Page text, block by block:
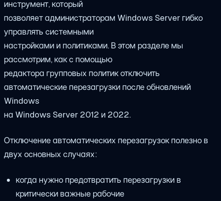
инструмент, который
позволяет администраторам Windows Server гибко
управлять системными
настройками и политиками. В этом разделе мы
рассмотрим, как с помощью
редактора групповых политик отключить
автоматические перезагрузки после обновлений
Windows
на Windows Server 2012 и 2022.
Отключение автоматических перезагрузок полезно в
двух основных случаях:
когда нужно предотвратить перезагрузки в
критически важные рабочие